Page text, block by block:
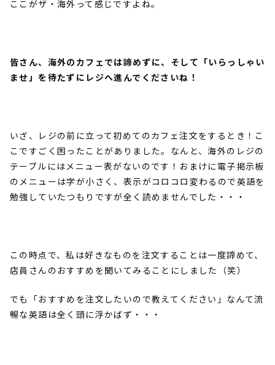
ここがザ・海外って感じですよね。
皆さん、海外のカフェでは諦めずに、そして「いらっしゃい
ませ」を待たずにレジへ進んでくださいね！
いざ、レジの前に立って初めてのカフェ注文をするとき！こ
こですごく困ったことがありました。なんと、海外のレジの
テーブルにはメニュー表がないのです！おまけに電子掲示板
のメニューは字が小さく、表示がコロコロ変わるので英語を
勉強していたつもりですが全く読めませんでした・・・
この時点で、私は好きなものを注文することは一度諦めて、
店員さんのおすすめを聞いてみることにしました（笑）
でも「おすすめを注文したいので教えてください」なんて流
暢な英語は全く頭に浮かばず・・・